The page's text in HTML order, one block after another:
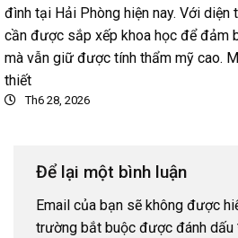
đình tại Hải Phòng hiện nay. Với diện
cần được sắp xếp khoa học để đảm
mà vẫn giữ được tính thẩm mỹ cao.
thiết
Th6 28, 2026
Để lại một bình luận
Email của bạn sẽ không được
trường bắt buộc được đánh dấu